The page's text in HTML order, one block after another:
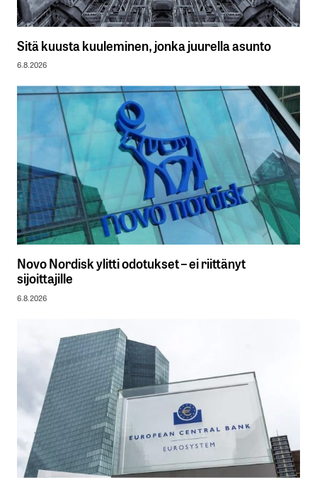
Sitä kuusta kuuleminen, jonka juurella asunto
6.8.2026
Novo Nordisk ylitti odotukset – ei riittänyt
sijoittajille
6.8.2026